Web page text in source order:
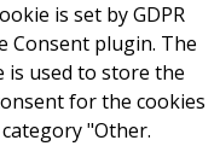
is set by GDPR
Consent plugin. The
is used to store the
for the cookies
"Other.